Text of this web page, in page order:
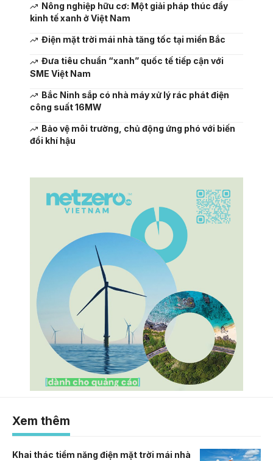
Nông nghiệp hữu cơ: Một giải pháp thúc đẩy
kinh tế xanh ở Việt Nam
Điện mặt trời mái nhà tăng tốc tại miền Bắc
Đưa tiêu chuẩn “xanh” quốc tế tiếp cận với
SME Việt Nam
Bắc Ninh sắp có nhà máy xử lý rác phát điện
công suất 16MW
Bảo vệ môi trường, chủ động ứng phó với biến
đổi khí hậu
Xem thêm
Khai thác tiềm năng điện mặt trời mái nhà